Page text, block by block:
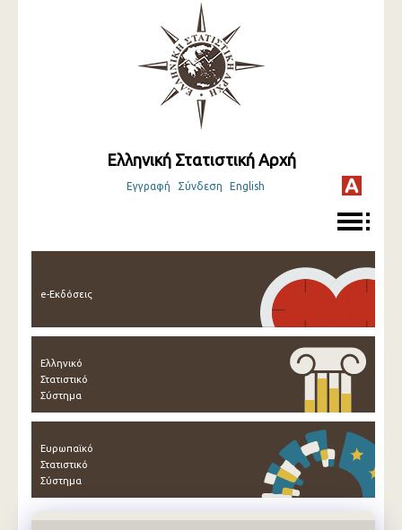
Ελληνική Στατιστική Αρχή
Εγγραφή Σύνδεση English
e-Εκδόσεις
Ελληνικό
Στατιστικό
Σύστημα
Ευρωπαϊκό
Στατιστικό
Σύστημα